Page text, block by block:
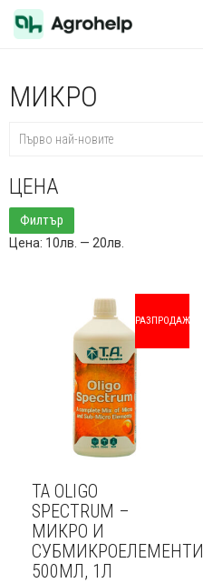
МИКРО
Първо най-новите
ЦЕНА
Минимална
цена
Максимална
цена
Филтър
Цена: 10лв. — 20лв.
РАЗПРОДАЖБА!
TA OLIGO
SPECTRUM –
МИКРО И
СУБМИКРОЕЛЕМЕНТИ
500МЛ, 1Л